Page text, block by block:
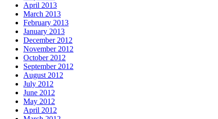
April 2013
March 2013
February 2013
January 2013
December 2012
November 2012
October 2012
September 2012
August 2012
July 2012
June 2012
May 2012
April 2012